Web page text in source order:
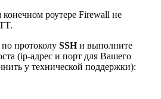
роутере Firewall не
протоколу SSHи выполните
(ip-адрес и порт для Вашего
у технической поддержки):